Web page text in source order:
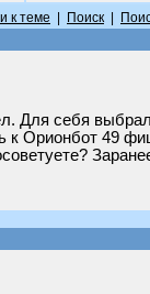
к теме Поиск
Для себя
Орионбот 49